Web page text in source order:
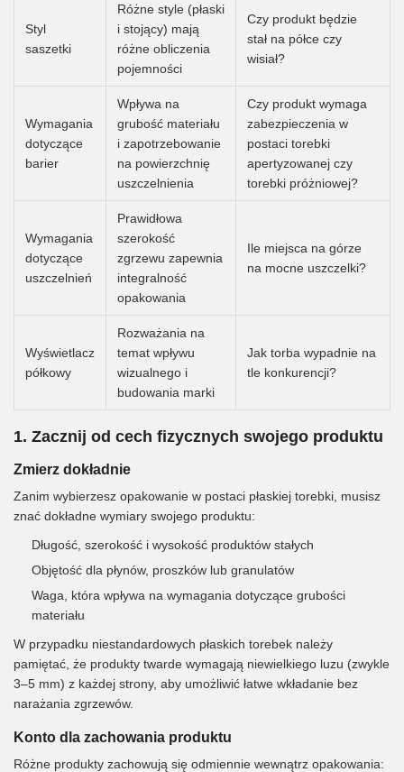
Styl
saszetki
Różne style (płaski
i stojący) mają
różne obliczenia
pojemności
Czy produkt będzie
stał na półce czy
wisiał?
Wymagania
dotyczące
barier
Wpływa na
grubość materiału
i zapotrzebowanie
na powierzchnię
uszczelnienia
Czy produkt wymaga
zabezpieczenia w
postaci torebki
apertyzowanej czy
torebki próżniowej?
Wymagania
dotyczące
uszczelnień
Prawidłowa
szerokość
zgrzewu zapewnia
integralność
opakowania
Ile miejsca na górze
na mocne uszczelki?
Wyświetlacz
półkowy
Rozważania na
temat wpływu
wizualnego i
budowania marki
Jak torba wypadnie na
tle konkurencji?
1. Zacznij od cech fizycznych swojego produktu
Zmierz dokładnie
Zanim wybierzesz opakowanie w postaci płaskiej torebki, musisz
znać dokładne wymiary swojego produktu:
Długość, szerokość i wysokość produktów stałych
Objętość dla płynów, proszków lub granulatów
Waga, która wpływa na wymagania dotyczące grubości
materiału
W przypadku niestandardowych płaskich torebek należy
pamiętać, że produkty twarde wymagają niewielkiego luzu (zwykle
3–5 mm) z każdej strony, aby umożliwić łatwe wkładanie bez
narażania zgrzewów.
Konto dla zachowania produktu
Różne produkty zachowują się odmiennie wewnątrz opakowania: